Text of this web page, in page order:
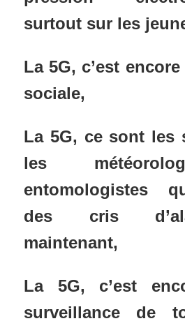
surtout sur les
La 5G, c’est
sociale,
La 5G, ce sont les
les
entomologistes
des cris
maintenant,
La 5G, c’est
surveillance de